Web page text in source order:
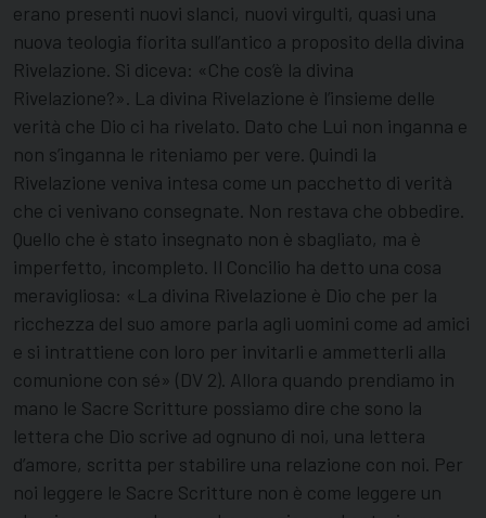
erano presenti nuovi slanci, nuovi virgulti, quasi una
nuova teologia fiorita sull’antico a proposito della divina
Rivelazione. Si diceva: «Che cos’è la divina
Rivelazione?». La divina Rivelazione è l’insieme delle
verità che Dio ci ha rivelato. Dato che Lui non inganna e
non s’inganna le riteniamo per vere. Quindi la
Rivelazione veniva intesa come un pacchetto di verità
che ci venivano consegnate. Non restava che obbedire.
Quello che è stato insegnato non è sbagliato, ma è
imperfetto, incompleto. Il Concilio ha detto una cosa
meravigliosa: «La divina Rivelazione è Dio che per la
ricchezza del suo amore parla agli uomini come ad amici
e si intrattiene con loro per invitarli e ammetterli alla
comunione con sé» (DV 2). Allora quando prendiamo in
mano le Sacre Scritture possiamo dire che sono la
lettera che Dio scrive ad ognuno di noi, una lettera
d’amore, scritta per stabilire una relazione con noi. Per
noi leggere le Sacre Scritture non è come leggere un